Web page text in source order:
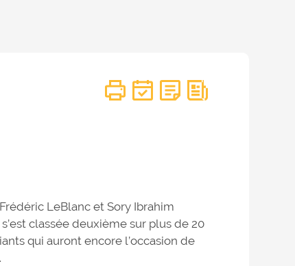
LeBlanc et Sory Ibrahim
classée deuxième sur plus de 20
qui auront encore l’occasion de